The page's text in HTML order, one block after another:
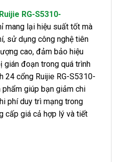
RG-S5310-
mang lại hiệu suất tốt mà
sử dụng công nghệ tiên
cao, đảm bảo hiệu
gián đoạn trong quá trình
24 cổng Ruijie RG-S5310-
giúp bạn giảm chi
phí duy trì mạng trong
cấp giá cả hợp lý và tiết